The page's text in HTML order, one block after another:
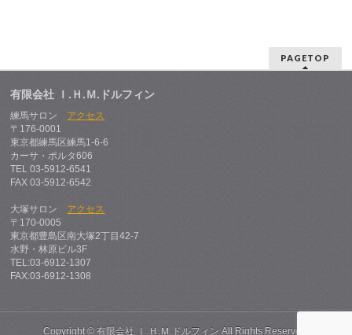
PAGETOP
有限会社 Ｉ.Ｈ.Ｍ.ドルフィン
練馬サロン アクセス
〒176-0001
東京都練馬区練馬1-6-6
カーサ・ポルタ606
TEL 03-5912-6541
FAX 03-5912-6542
大塚サロン アクセス
〒170-0005
東京都豊島区南大塚2丁目42-7
水野・林原ビル3F
TEL:03-6912-1307
FAX:03-6912-1308
Copyright © 有限会社 Ｉ.Ｈ.Ｍ.ドルフィン All Rights Reserved.